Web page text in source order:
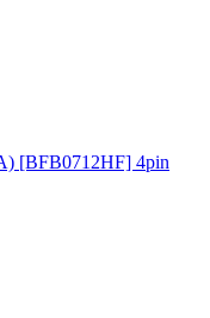
[BFB0712HF] 4pin